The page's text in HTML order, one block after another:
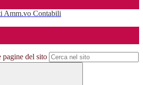
Amm.vo Contabili
pagine del sito